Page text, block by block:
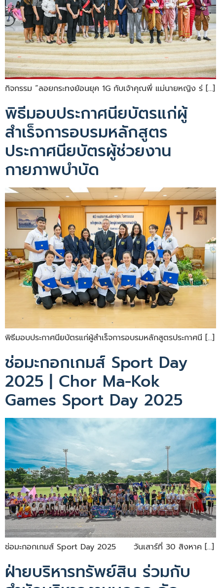
กิจกรรม “ลอยกระทงย้อนยุค 1G กับเจ้าคุณพี่ แม่นายหญิง ร่ […]
พิธีมอบประกาศนียบัตรแก่ผู้
สำเร็จการอบรมหลักสูตร
ประกาศนียบัตรผู้ช่วยงาน
กายภาพบำบัด
พิธีมอบประกาศนียบัตรแก่ผู้สำเร็จการอบรมหลักสูตรประกาศนี […]
ช่อมะกอกเกมส์ Sport Day
2025 | Chor Ma-Kok
Games Sport Day 2025
ช่อมะกอกเกมส์ Sport Day 2025 วันเสาร์ที่ 30 สิงหาค […]
ฝ่ายบริหารทรัพย์สิน ร่วมกับ